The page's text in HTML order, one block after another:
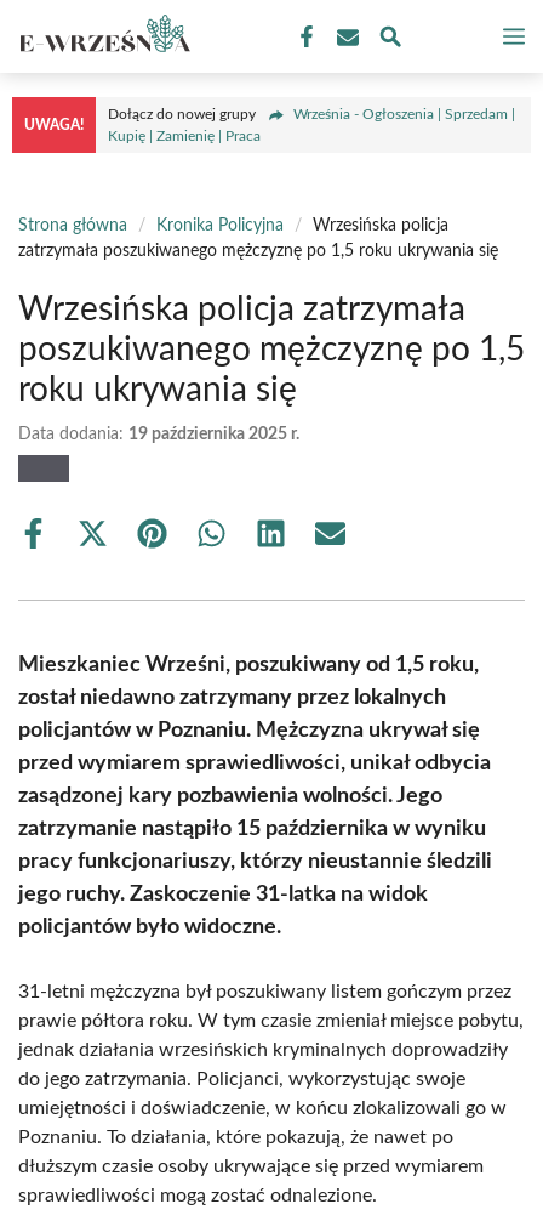
treści
UWAGA!
Dołącz do nowej grupy
Września - Ogłoszenia | Sprzedam |
Kupię | Zamienię | Praca
Strona główna / Kronika Policyjna /
Wrzesińska policja
zatrzymała poszukiwanego mężczyznę po 1,5 roku ukrywania się
Wrzesińska policja zatrzymała
poszukiwanego mężczyznę po 1,5
roku ukrywania się
Data dodania: 19 października 2025 r.
Share
Share
(Twitter)
Share Share Share Share
Mieszkaniec Wrześni, poszukiwany od 1,5 roku,
został niedawno zatrzymany przez lokalnych
policjantów w Poznaniu. Mężczyzna ukrywał się
przed wymiarem sprawiedliwości, unikał odbycia
zasądzonej kary pozbawienia wolności. Jego
zatrzymanie nastąpiło 15 października w wyniku
pracy funkcjonariuszy, którzy nieustannie śledzili
jego ruchy. Zaskoczenie 31-latka na widok
policjantów było widoczne.
31-letni mężczyzna był poszukiwany listem gończym przez
prawie półtora roku. W tym czasie zmieniał miejsce pobytu,
jednak działania wrzesińskich kryminalnych doprowadziły
do jego zatrzymania. Policjanci, wykorzystując swoje
umiejętności i doświadczenie, w końcu zlokalizowali go w
Poznaniu. To działania, które pokazują, że nawet po
dłuższym czasie osoby ukrywające się przed wymiarem
sprawiedliwości mogą zostać odnalezione.